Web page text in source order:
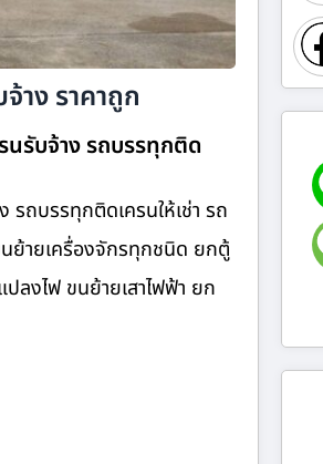
าง ราคาถูก
นรับจ้าง รถบรรทุกติด
รถบรรทุกติดเครนให้เช่า รถ
นย้ายเครื่องจักรทุกชนิด ยกตู้
ลงไฟ ขนย้ายเสาไฟฟ้า ยก